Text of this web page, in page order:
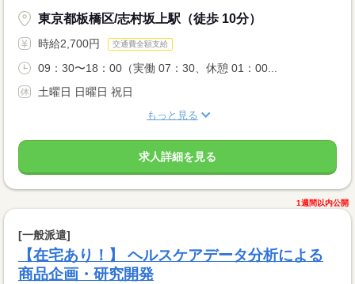
東京都板橋区/志村坂上駅（徒歩 10分）
時給2,700円 交通費全額支給
09：30〜18：00（実働 07：30、休憩 01：00...
土曜日 日曜日 祝日
もっと見る
求人詳細を見る
1週間以内公開
[一般派遣]
【在宅あり！】 ヘルスケアデータ分析による
商品企画・研究開発